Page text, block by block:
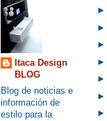
Itaca Design
BLOG
Blog de noticias e
información de
estilo para la
►
►
►
►
►
►
►